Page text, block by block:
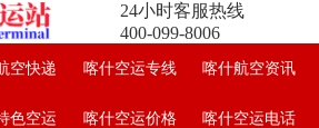
24小时客服热线
400-099-8006
空快递 喀什空运专线 喀什航空资讯
色空运 喀什空运价格 喀什空运电话